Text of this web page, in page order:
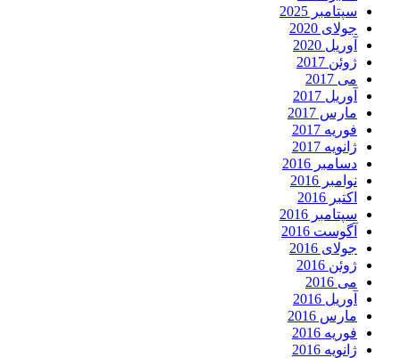
سپتامبر 2025
جولای 2020
آوریل 2020
ژوئن 2017
می 2017
آوریل 2017
مارس 2017
فوریه 2017
ژانویه 2017
دسامبر 2016
نوامبر 2016
اکتبر 2016
سپتامبر 2016
آگوست 2016
جولای 2016
ژوئن 2016
می 2016
آوریل 2016
مارس 2016
فوریه 2016
ژانویه 2016